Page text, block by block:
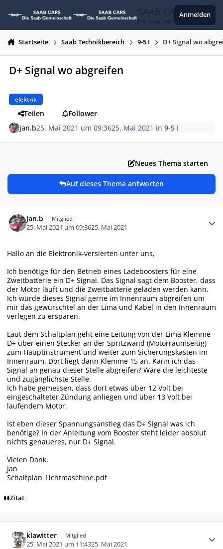
SAAB CARS
Die Saab Gemeinschaft
Anmelden
Startseite Saab Technikbereich 9-5 I D+ Signal wo
D+ Signal wo abgreifen
elektrik
Teilen
Follower
jan.b25. Mai 2021 um 09:3625. Mai 2021 in9-5 I
Neues Thema starten
Auf dieses Thema antworten
jan.b Mitglied
25. Mai 2021 um 09:3625. Mai 2021
Hallo an die Elektronik-versierten unter uns,
Ich benötige für den Betrieb eines Ladeboosters für eine
Zweitbatterie ein D+ Signal. Das Signal sagt dem Booster, dass
der Motor läuft und die Zweitbatterie geladen werden kann.
Ich würde dieses Signal gerne im Innenraum abgreifen um
mir das gewurschtel an der Lima und Kabel in den Innenraum
verlegen zu ersparen.
Laut dem Schaltplan geht eine Leitung von der Lima Klemme
D+ über einen Stecker an der Spritzwand (Motorraumseitig)
zum Hauptinstrument und weiter zum Sicherungskasten im
Innenraum. Dort liegt dann Klemme 15 an. Kann ich das
Signal an genau dieser Stelle abgreifen? Wäre die leichteste
und zugänglichste Stelle.
Ich habe gemessen, dass dort etwas über 12 Volt bei
eingeschalteter Zündung anliegen und über 13 Volt bei
laufendem Motor.
Ist eben dieser Spannungsanstieg das D+ Signal was ich
benötige? In der Anleitung vom Booster steht leider absolut
nichts genaueres, nur D+ Signal.
Vielen Dank.
Jan
Schaltplan_Lichtmaschine.pdf
Zitat
klawitter Mitglied
25. Mai 2021 um 11:4325. Mai 2021